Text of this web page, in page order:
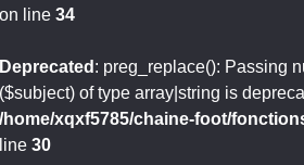
on line 34
Deprecated : preg_replace(): Passing
($subject) of type array|string is
/home/xqxf5785/chaine-foot/
line 30